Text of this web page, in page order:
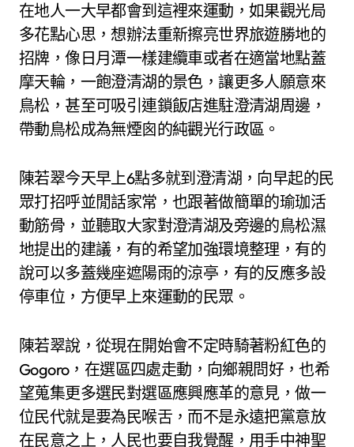
在地人一大早都會到這裡來運動，如果觀光局
多花點心思，想辦法重新擦亮世界旅遊勝地的
招牌，像日月潭一樣建纜車或者在適當地點蓋
摩天輪，一飽澄清湖的景色，讓更多人願意來
鳥松，甚至可吸引連鎖飯店進駐澄清湖周邊，
帶動鳥松成為無煙囪的純觀光行政區。
陳若翠今天早上6點多就到澄清湖，向早起的民
眾打招呼並閒話家常，也跟著做簡單的瑜珈活
動筋骨，並聽取大家對澄清湖及旁邊的鳥松濕
地提出的建議，有的希望加強環境整理，有的
說可以多蓋幾座遮陽雨的涼亭，有的反應多設
停車位，方便早上來運動的民眾。
陳若翠說，從現在開始會不定時騎著粉紅色的
Gogoro，在選區四處走動，向鄉親問好，也希
望蒐集更多選民對選區應興應革的意見，做一
位民代就是要為民喉舌，而不是永遠把黨意放
在民意之上，人民也要自我覺醒，用手中神聖